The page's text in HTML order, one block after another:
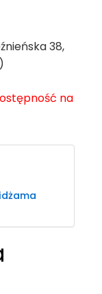
38,
)
na